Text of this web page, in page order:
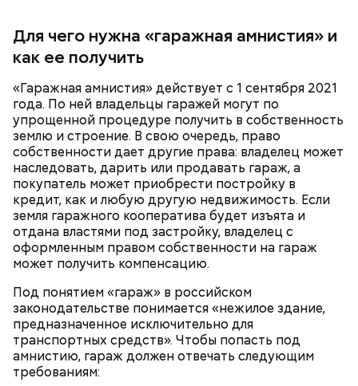
Для чего нужна «гаражная амнистия» и
как ее получить
«Гаражная амнистия» действует с 1 сентября 2021
года. По ней владельцы гаражей могут по
упрощенной процедуре получить в собственность
землю и строение. В свою очередь, право
собственности дает другие права: владелец может
наследовать, дарить или продавать гараж, а
покупатель может приобрести постройку в
кредит, как и любую другую недвижимость. Если
земля гаражного кооператива будет изъята и
отдана властями под застройку, владелец с
оформленным правом собственности на гараж
может получить компенсацию.
Под понятием «гараж» в российском
законодательстве понимается «нежилое здание,
предназначенное исключительно для
транспортных средств». Чтобы попасть под
амнистию, гараж должен отвечать следующим
требованиям:
кабачок;
— Курица сначала обжаривается с небольшим
количеством масла и лука на сковороде. Затем ее
нужно отправить в глубокий противень. Сверху
кладем кабачки, нарезанные крупным кубиком, —
порекомендовал собеседник «ВМ».
Кроме того, специалист не советует покупать
дыню с вмятиной или перележавшую в магазине
долгое время: